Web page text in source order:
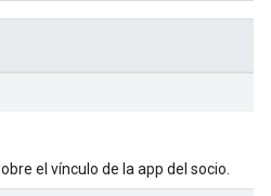
el vínculo de la app del socio.